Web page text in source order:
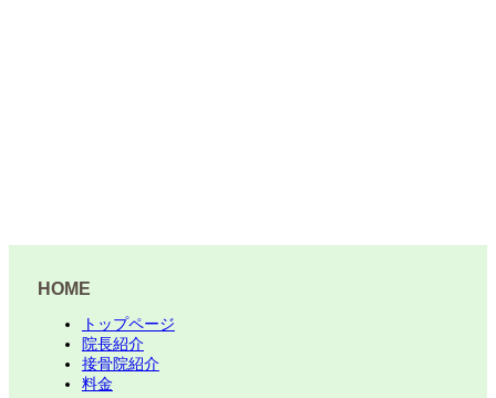
HOME
トップページ
院長紹介
接骨院紹介
料金